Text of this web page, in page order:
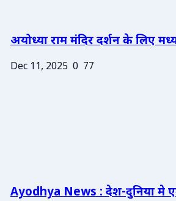
अयोध्या राम मंदिर दर्शन के लिए
Dec 11, 2025 0 77
Ayodhya News : देश-दुनिया मे